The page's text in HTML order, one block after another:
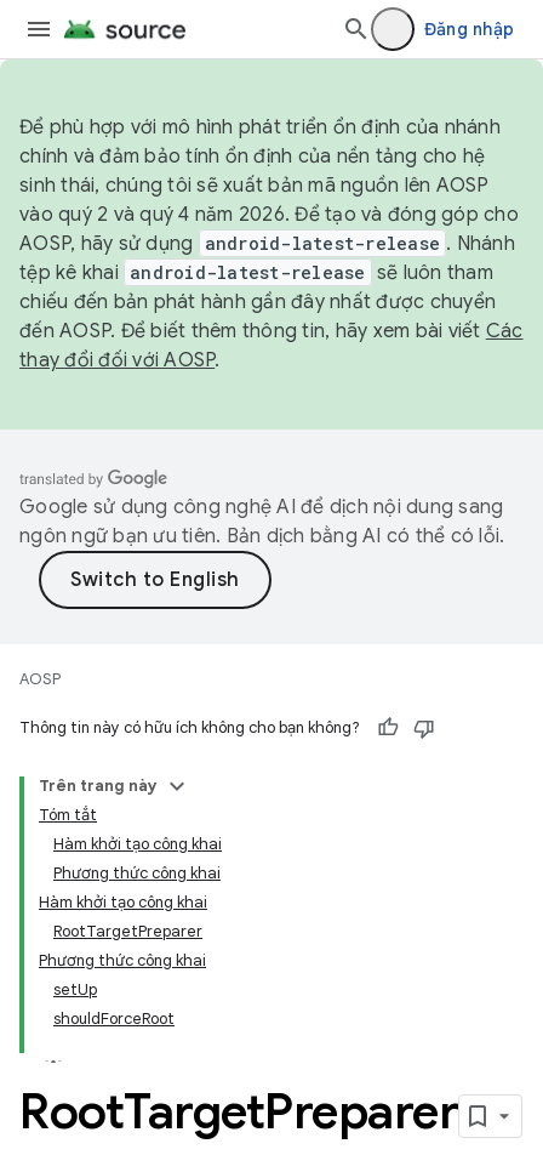
Đăng nhập
Để phù hợp với mô hình phát triển ổn định của nhánh
chính và đảm bảo tính ổn định của nền tảng cho hệ
sinh thái, chúng tôi sẽ xuất bản mã nguồn lên AOSP
vào quý 2 và quý 4 năm 2026. Để tạo và đóng góp cho
AOSP, hãy sử dụng
android-latest-release . Nhánh
tệp kê khai android-latest-release sẽ luôn tham
chiếu đến bản phát hành gần đây nhất được chuyển
đến AOSP. Để biết thêm thông tin, hãy xem bài viết Các
thay đổi đối với AOSP.
Google sử dụng công nghệ AI để dịch nội dung sang
ngôn ngữ bạn ưu tiên. Bản dịch bằng AI có thể có lỗi.
AOSP
Thông tin này có hữu ích không cho bạn không?
Trên trang này
Tóm tắt
Hàm khởi tạo công khai
Phương thức công khai
Hàm khởi tạo công khai
RootTargetPreparer
Phương thức công khai
setUp
shouldForceRoot
RootTargetPreparer